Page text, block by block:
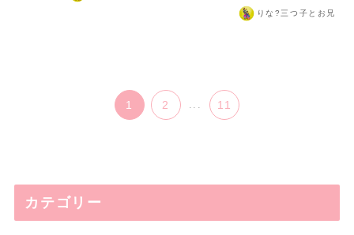
りな?️三つ子とお兄
1 2 ... 11
カテゴリー